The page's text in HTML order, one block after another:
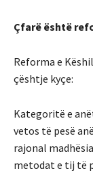
Çfarë është
Reforma e
çështje kyçe:
Kategoritë e
vetos të pesë
rajonal
metodat e tij të